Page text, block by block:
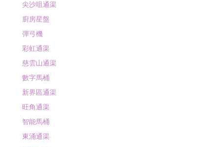
尖沙咀通渠
廚房星盤
彈弓機
彩虹通渠
慈雲山通渠
數字馬桶
新界區通渠
旺角通渠
智能馬桶
東涌通渠